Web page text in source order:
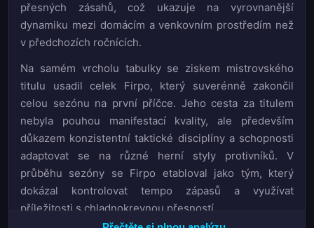
přesných zásahů, což ukazuje na vyrovnanější
dynamiku mezi domácím a venkovním prostředím než
v předchozích ročnících.
Na samém vrcholu tabulky se ziskem mistrovského
titulu usadil celek Firpo, který suverénně zakončil
celou sezónu na první příčce. Jeho cesta za titulem
nebyla pouhou manifestací kvality, ale především
důkazem konzistentní taktické disciplíny a schopnosti
adaptovat se na různé herní styly protivníků. V
průběhu sezóny se Firpo etabloval jako tým, který
dokázal kontrolovat tempo zápasů a využívat
příležitosti s chladnokrevnou přesností.